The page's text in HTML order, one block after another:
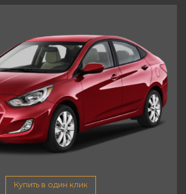
Купить в один клик